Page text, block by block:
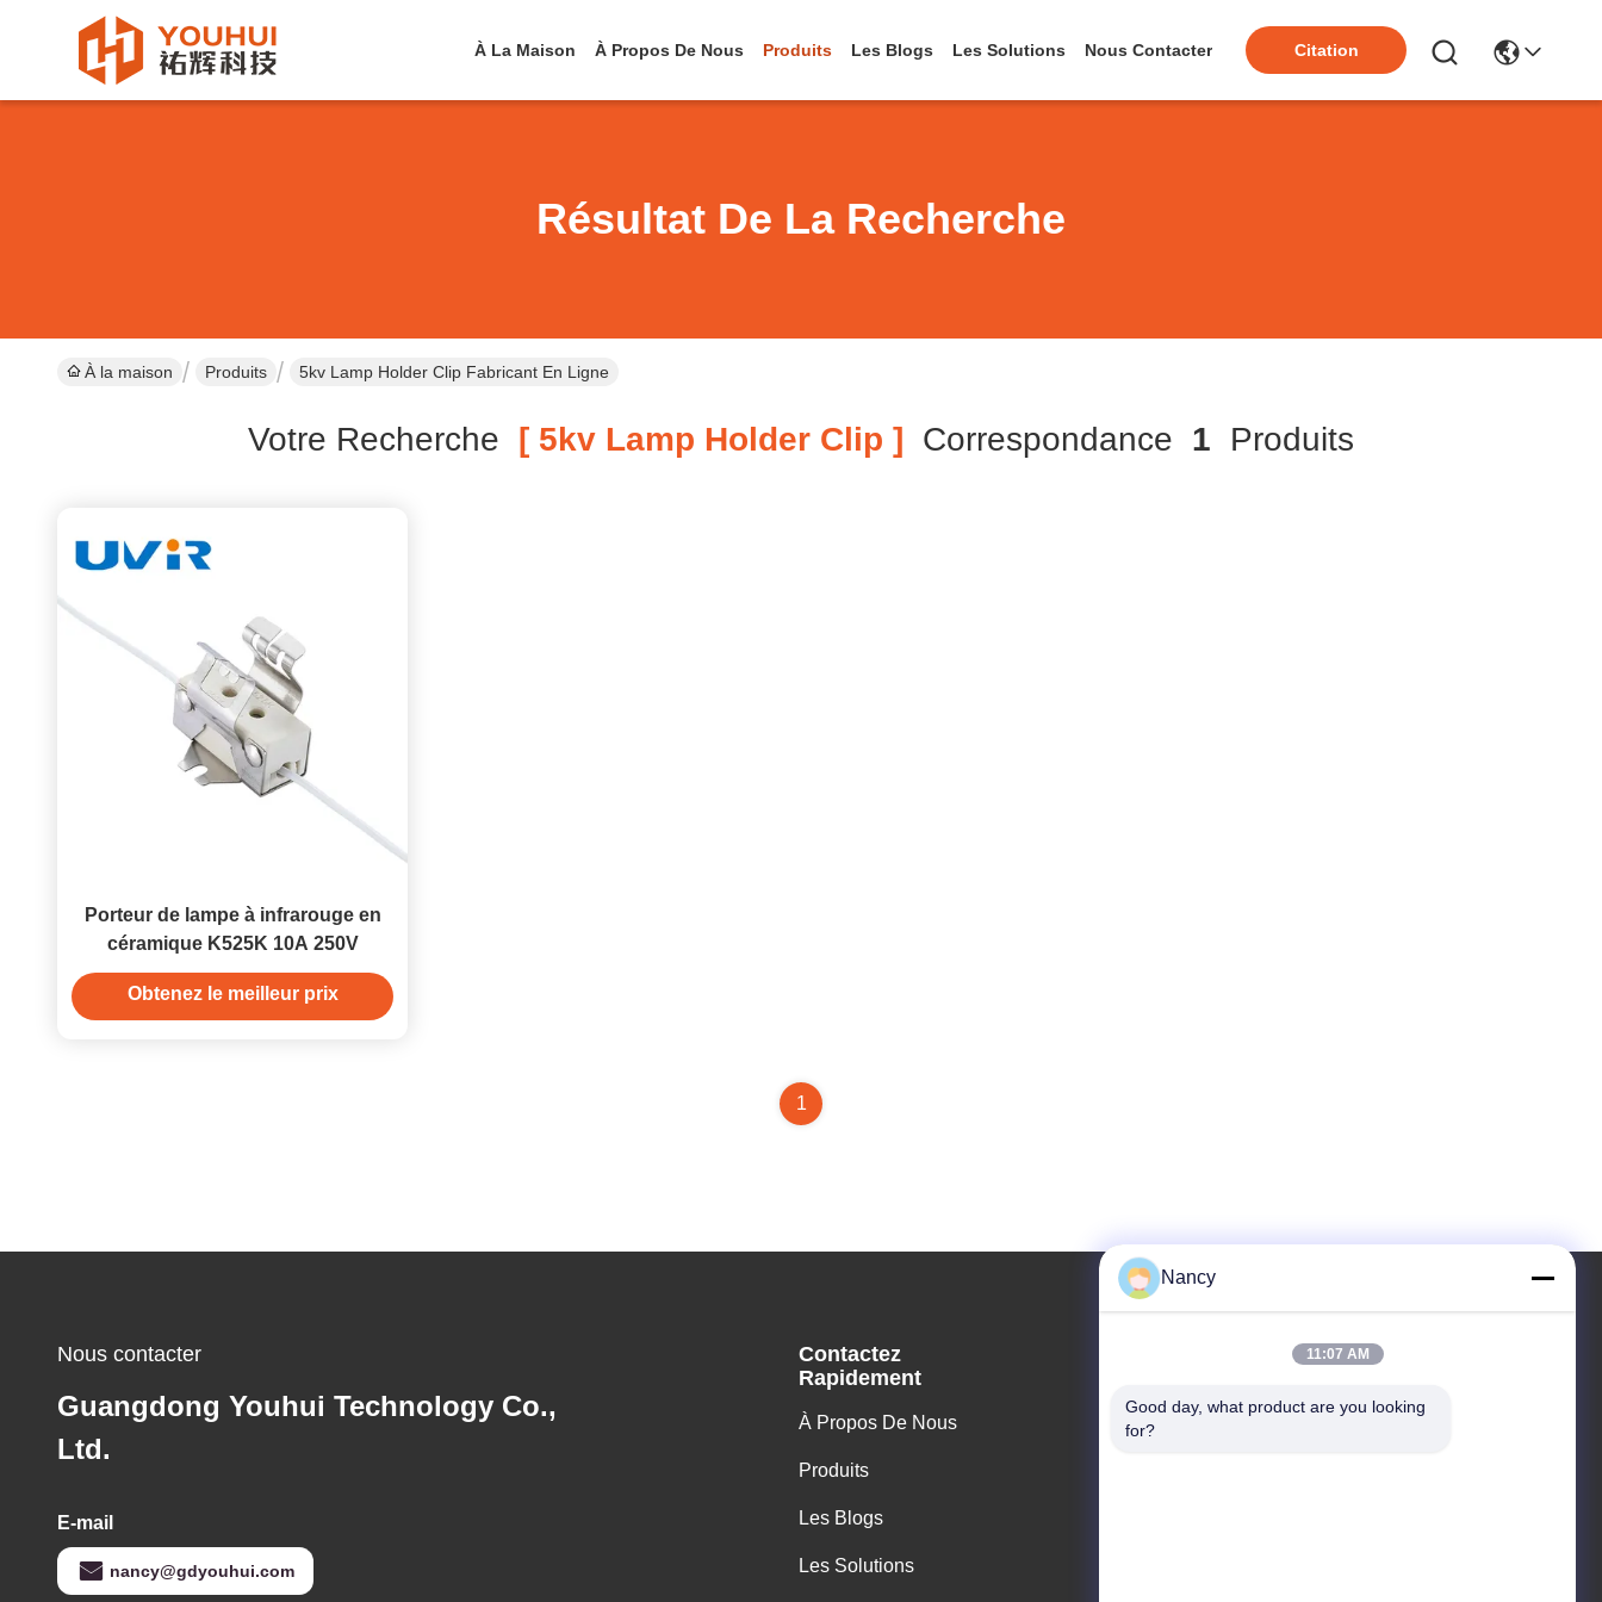
À La Maison À Propos De Nous Produits Les Blogs Les Solutions Nous Contacter Citation
Résultat De La Recherche
À la maison Produits 5kv Lamp Holder Clip Fabricant En Ligne
Votre Recherche [ 5kv Lamp Holder Clip ] Correspondance 1 Produits
Porteur de lampe à infrarouge en
céramique K525K 10A 250V
Obtenez le meilleur prix
1
Nous contacter
Guangdong Youhui Technology Co.,
Ltd.
E-mail
nancy@gdyouhui.com
Contactez
Rapidement
À Propos De Nous
Produits
Les Blogs
Les Solutions
Adresse
No. 3 usine, 1ère route de Buling, ville de Tangxia,
Nancy
11:07 AM
Good day, what product are you looking
for?